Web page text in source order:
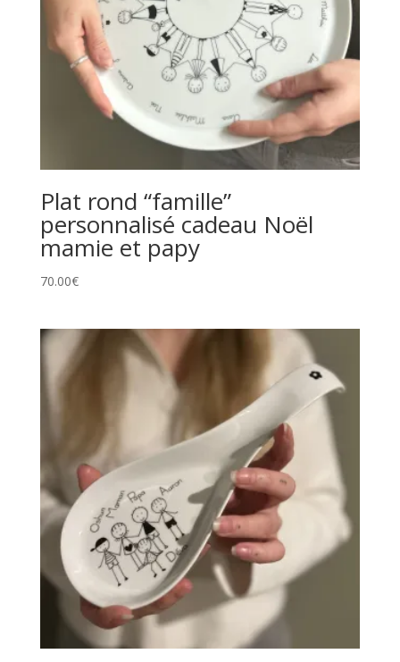
Plat rond “famille”
personnalisé cadeau Noël
mamie et papy
70.00€